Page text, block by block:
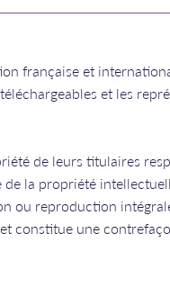
française et
et les
de leurs titulaires
la propriété
ou reproduction
constitue une